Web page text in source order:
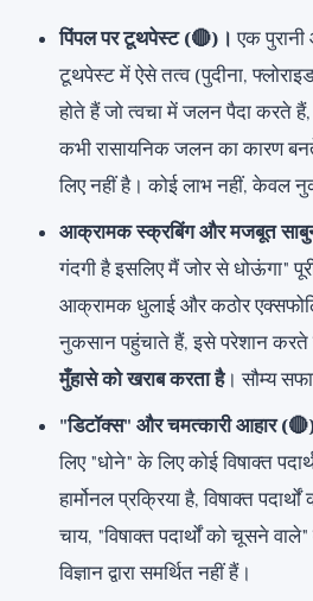
पिंपल पर टूथपेस्ट (🔴)। एक
टूथपेस्ट में ऐसे तत्व (पुदीना,
होते हैं जो त्वचा में जलन पैदा करते
कभी रासायनिक जलन का कारण
लिए नहीं है। कोई लाभ नहीं, केवल
आक्रामक स्क्रबिंग और मजबूत
गंदगी है इसलिए मैं जोर से धोऊंगा"
आक्रामक धुलाई और कठोर
नुकसान पहुंचाते हैं, इसे परेशान
मुँहासे को खराब करता है। सौम्य
"डिटॉक्स" और चमत्कारी आहार
लिए "धोने" के लिए कोई विषाक्त
हार्मोनल प्रक्रिया है, विषाक्त
चाय, "विषाक्त पदार्थों को चूसने
विज्ञान द्वारा समर्थित नहीं हैं।